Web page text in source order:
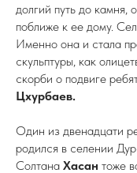
долгий путь до камня,
поближе к ее дому.
Именно она и стала
скульптуры, как
скорби о подвиге
Цхурбаев.
Один из двенадцати
родился в селении
Солтана Хасан тоже